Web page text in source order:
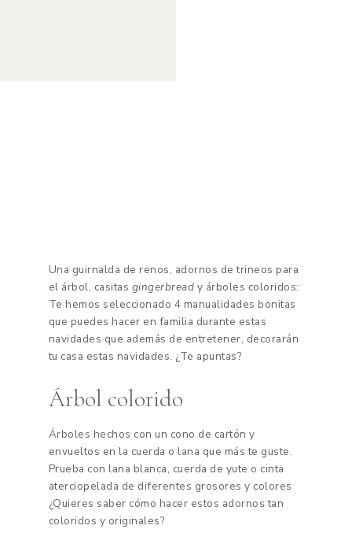
Una guirnalda de renos, adornos de trineos para
el árbol, casitas gingerbread y árboles coloridos:
Te hemos seleccionado 4 manualidades bonitas
que puedes hacer en familia durante estas
navidades que además de entretener, decorarán
tu casa estas navidades. ¿Te apuntas?
Árbol colorido
Árboles hechos con un cono de cartón y
envueltos en la cuerda o lana que más te guste.
Prueba con lana blanca, cuerda de yute o cinta
aterciopelada de diferentes grosores y colores
¿Quieres saber cómo hacer estos adornos tan
coloridos y originales?